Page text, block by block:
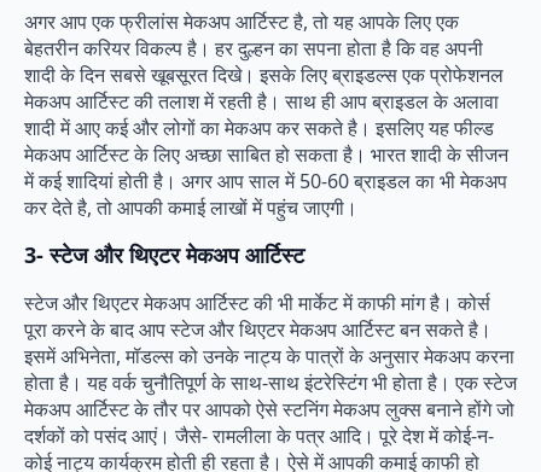
अगर आप एक फ्रीलांस मेकअप आर्टिस्ट है, तो यह आपके लिए एक
बेहतरीन करियर विकल्प है। हर दुल्हन का सपना होता है कि वह अपनी
शादी के दिन सबसे खूबसूरत दिखे। इसके लिए ब्राइडल्स एक प्रोफेशनल
मेकअप आर्टिस्ट की तलाश में रहती है। साथ ही आप ब्राइडल के अलावा
शादी में आए कई और लोगों का मेकअप कर सकते है। इसलिए यह फील्ड
मेकअप आर्टिस्ट के लिए अच्छा साबित हो सकता है। भारत शादी के सीजन
में कई शादियां होती है। अगर आप साल में 50-60 ब्राइडल का भी मेकअप
कर देते है, तो आपकी कमाई लाखों में पहुंच जाएगी।
3- स्टेज और थिएटर मेकअप आर्टिस्ट
स्टेज और थिएटर मेकअप आर्टिस्ट की भी मार्केट में काफी मांग है। कोर्स
पूरा करने के बाद आप स्टेज और थिएटर मेकअप आर्टिस्ट बन सकते है।
इसमें अभिनेता, मॉडल्स को उनके नाट्य के पात्रों के अनुसार मेकअप करना
होता है। यह वर्क चुनौतिपूर्ण के साथ-साथ इंटरेस्टिंग भी होता है। एक स्टेज
मेकअप आर्टिस्ट के तौर पर आपको ऐसे स्टनिंग मेकअप लुक्स बनाने होंगे जो
दर्शकों को पसंद आएं। जैसे- रामलीला के पत्र आदि। पूरे देश में कोई-न-
कोई नाट्य कार्यक्रम होती ही रहता है। ऐसे में आपकी कमाई काफी हो